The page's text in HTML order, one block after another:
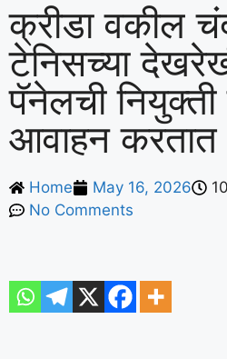
क्रीडा वकील
टेनिसच्या
पॅनेलची
आवाहन करतात
Home May 16, 2026
No Comments